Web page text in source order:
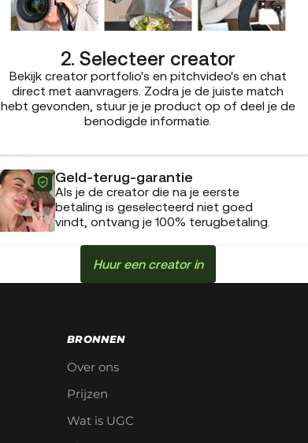
2. Selecteer creator
Bekijk creator portfolio's en pitchvideo's en chat
direct met aanvragers. Zodra je de juiste match
hebt gevonden, stuur je je product op of deel je de
benodigde informatie.
Geld-terug-garantie
Als je de creator die na je eerste
betaling is geselecteerd niet goed
vindt, ontvang je 100% terugbetaling.
Huur een creator in
BRONNEN
Over ons
Prijzen
Wat is UGC